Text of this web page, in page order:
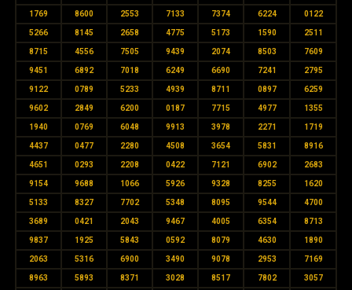
1769 8600 2553 7133 7374 6224 0122
5266 8145 2658 4775 5173 1590 2511
8715 4556 7505 9439 2074 8503 7609
9451 6892 7018 6249 6690 7241 2795
9122 0789 5233 4939 8711 0897 6259
9602 2849 6200 0187 7715 4977 1355
1940 0769 6048 9913 3978 2271 1719
4437 0477 2280 4508 3654 5831 8916
4651 0293 2208 0422 7121 6902 2683
9154 9688 1066 5926 9328 8255 1620
5133 8327 7702 5348 8095 9544 4700
3689 0421 2043 9467 4005 6354 8713
9837 1925 5843 0592 8079 4630 1890
2063 5316 6900 3490 9078 2953 7169
8963 5893 8371 3028 8517 7802 3057